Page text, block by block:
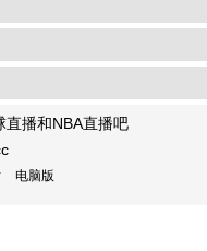
播和NBA直播吧
电脑版